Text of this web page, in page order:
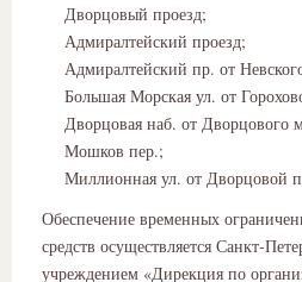
Дворцовый проезд;
Адмиралтейский проезд;
Адмиралтейский пр. от
Большая Морская ул. от
Дворцовая наб. от Дворцового
Мошков пер.;
Миллионная ул. от Дворцовой
Обеспечение временных
средств осуществляется
учреждением «Дирекция по